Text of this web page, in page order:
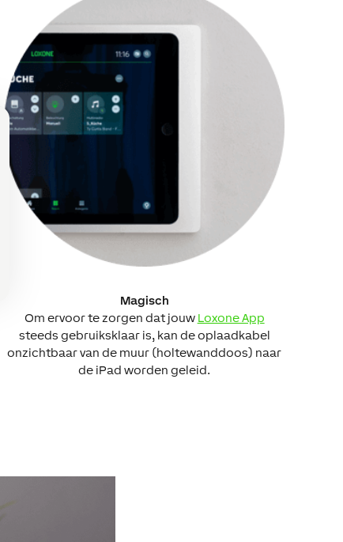
Magisch
Om ervoor te zorgen dat jouw Loxone App
steeds gebruiksklaar is, kan de oplaadkabel
onzichtbaar van de muur (holtewanddoos) naar
de iPad worden geleid.